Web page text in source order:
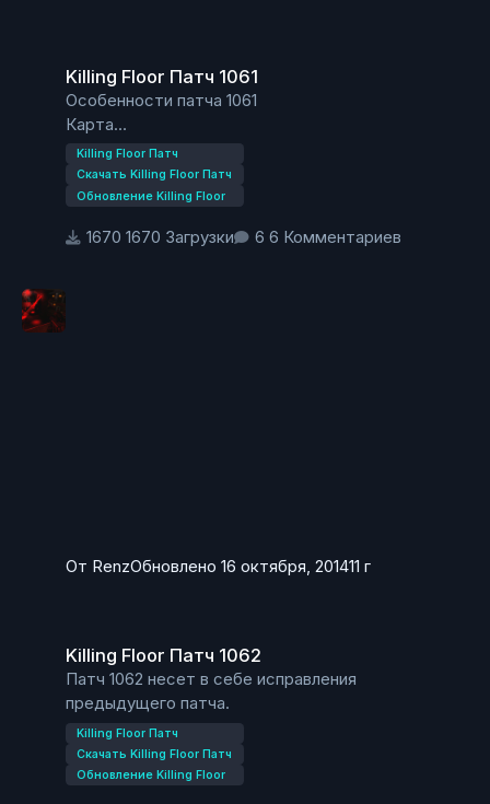
Killing Floor Патч 1061
Особенности патча 1061
Карта
Новая карта - Clandestine
Мод
Стим Мод - Кукловод - доступен бесплатно для
Killing Floor Патч
Скачать Killing Floor Патч
Обновление Killing Floor
1670 Загрузки 6 Комментариев
От RenzОбновлено 16 октября, 201411 г
Killing Floor Патч 1062
Патч 1062 несет в себе исправления
предыдущего патча.
Killing Floor Патч
Скачать Killing Floor Патч
Обновление Killing Floor